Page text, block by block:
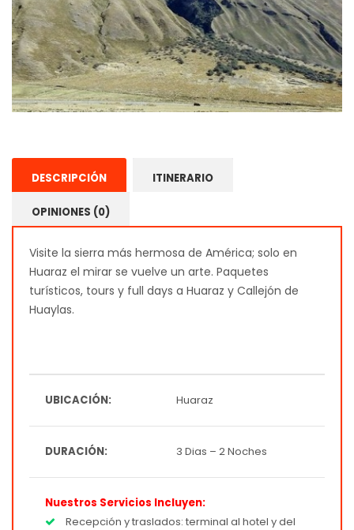
DESCRIPCIÓN ITINERARIO
OPINIONES (0)
Visite la sierra más hermosa de América; solo en
Huaraz el mirar se vuelve un arte. Paquetes
turísticos, tours y full days a Huaraz y Callejón de
Huaylas.
UBICACIÓN: Huaraz
DURACIÓN: 3 Dias – 2 Noches
Nuestros Servicios Incluyen:
Recepción y traslados: terminal al hotel y del